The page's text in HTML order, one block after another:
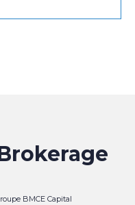
BMCE Capital